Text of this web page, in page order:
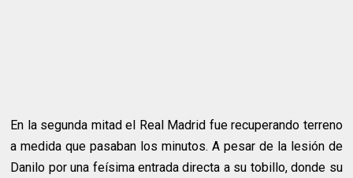
En la segunda mitad el Real Madrid fue recuperando terreno
a medida que pasaban los minutos. A pesar de la lesión de
Danilo por una feísima entrada directa a su tobillo, donde su